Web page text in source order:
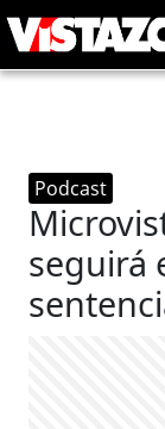
Podcast
seguirá